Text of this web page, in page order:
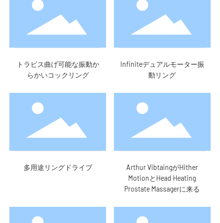
トラビス曲げ可能な振動か
らかいコックリング
Infiniteデュアルモーター振
動リング
多用途リングドライブ
Arthur VibtaingがHither
MotionとHead Heating
Prostate Massagerに来る